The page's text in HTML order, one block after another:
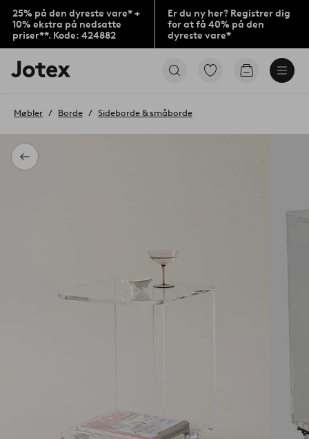
25% på den dyreste vare* +
10% ekstra på nedsatte
priser**. Kode: 424882
Er du ny her? Registrer dig
for at få 40% på den
dyreste vare*
Jotex
logo
til
Gå
Gå
Tilbage
Møbler Borde Sideborde & småborde